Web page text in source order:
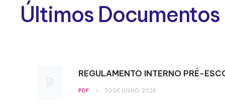
Últimos Documentos
REGULAMENTO INTERNO PRÉ-
PDF • 30 DE JULHO, 2026